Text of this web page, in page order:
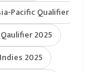
Pacific Qualifier
2025
2025